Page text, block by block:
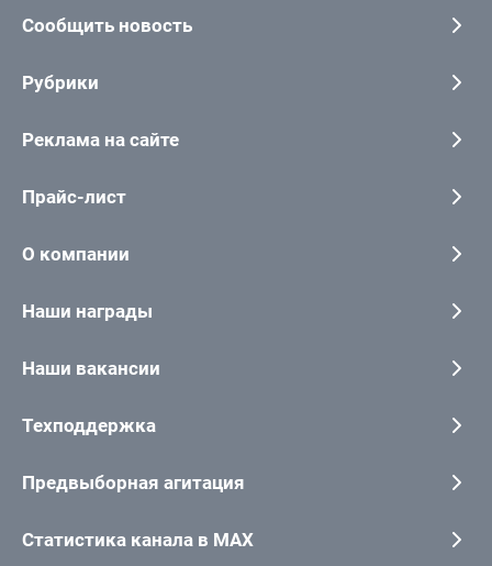
Сообщить новость
Рубрики
Реклама на сайте
Прайс-лист
О компании
Наши награды
Наши вакансии
Техподдержка
Предвыборная агитация
Статистика канала в MAX